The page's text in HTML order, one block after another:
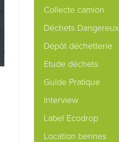
Collecte camion
Déchets Dangereux
Dépôt déchetterie
Etude déchets
Guide Pratique
Interview
Label Ecodrop
Location bennes